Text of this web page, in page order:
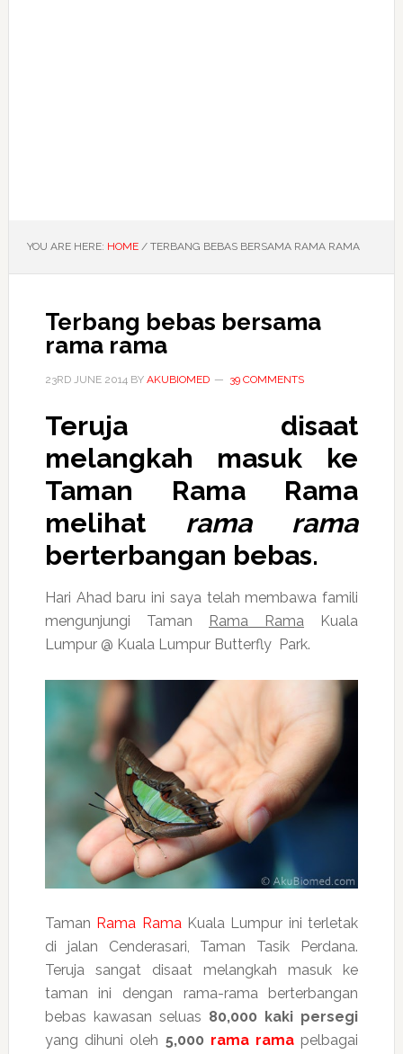
YOU ARE HERE: HOME /TERBANG BEBAS BERSAMA RAMA RAMA
Terbang bebas bersama
rama rama
23RD JUNE 2014BY AKUBIOMED 39 COMMENTS
Teruja disaat
melangkah masuk ke
Taman Rama Rama
melihat rama rama
berterbangan bebas.
Hari Ahad baru ini saya telah membawa famili
mengunjungi Taman
Rama Rama Kuala
Lumpur @ Kuala Lumpur Butterfly Park.
Taman Rama RamaKuala Lumpur ini terletak
di jalan Cenderasari, Taman Tasik Perdana.
Teruja sangat disaat melangkah masuk ke
taman ini dengan rama-rama berterbangan
bebas kawasan seluas 80,000 kaki persegi
yang dihuni oleh 5,000 rama rama pelbagai